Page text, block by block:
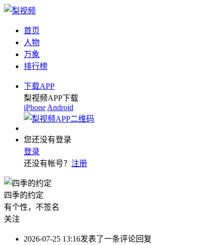
首页
人物
万象
排行榜
下载APP
梨视频APP下载
iPhone Android
您还没有登录
登录
还没有帐号？ 注册
四季的约定
有个性，不签名
关注
2026-07-25 13:16发表了一条评论回复